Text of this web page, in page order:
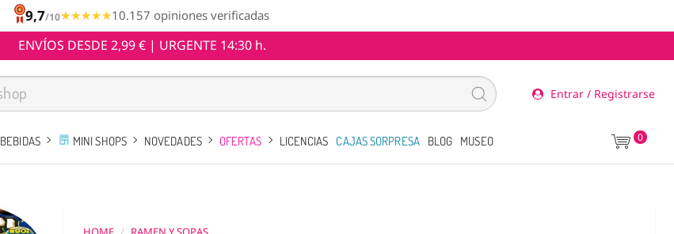
9,7/10★★★★★
★★★★★10.157 opiniones verificadas
ENVÍOS DESDE 2,99 € | URGENTE 14:30 h.
Entrar / Registrarse
BEBIDAS MINI SHOPS NOVEDADES OFERTAS LICENCIAS CAJAS SORPRESA BLOG MUSEO 0